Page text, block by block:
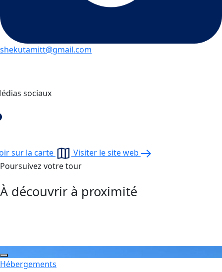
shekutamitt@gmail.com
sociaux
sur la carte
Visiter le site web
Poursuivez votre tour
À découvrir à proximité
Hébergements